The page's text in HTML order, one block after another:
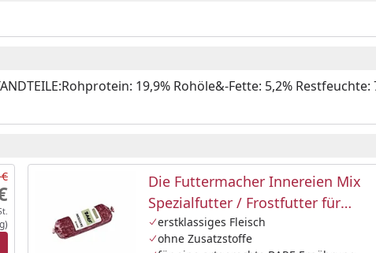
19,9% Rohöle&-Fette: 5,2% Restfeuchte:
Die Futtermacher Innereien Mix
Spezialfutter / Frostfutter für
Hunde
erstklassiges Fleisch
ohne Zusatzstoffe